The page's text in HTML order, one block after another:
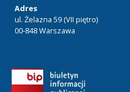
Adres
ul. Żelazna 59 (VII piętro)
00-848 Warszawa